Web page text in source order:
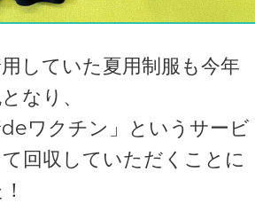
していた夏用制服も今年
なり、
ワクチン」というサービ
回収していただくことに